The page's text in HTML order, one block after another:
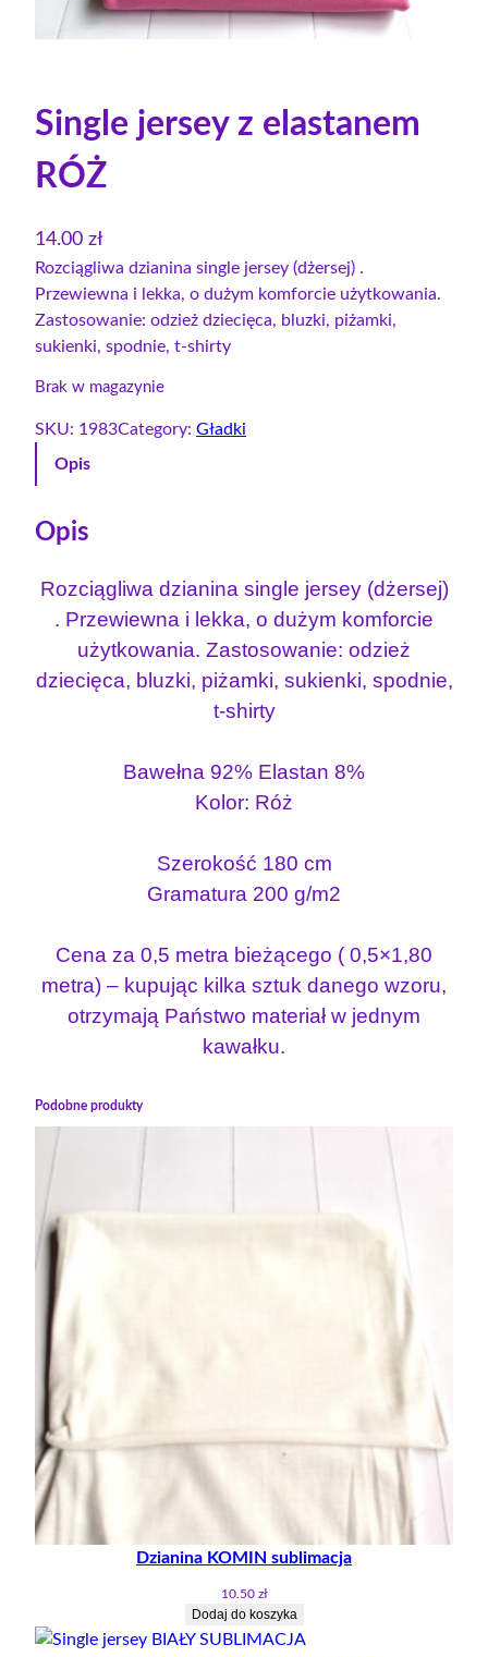
Single jersey z elastanem
RÓŻ
14.00 zł
Rozciągliwa dzianina single jersey (dżersej) .
Przewiewna i lekka, o dużym komforcie użytkowania.
Zastosowanie: odzież dziecięca, bluzki, piżamki,
sukienki, spodnie, t-shirty
Brak w magazynie
SKU: 1983Category: Gładki
Opis
Opis
Rozciągliwa dzianina single jersey (dżersej)
. Przewiewna i lekka, o dużym komforcie
użytkowania. Zastosowanie: odzież
dziecięca, bluzki, piżamki, sukienki, spodnie,
t-shirty
Bawełna 92% Elastan 8%
Kolor: Róż
Szerokość 180 cm
Gramatura 200 g/m2
Cena za 0,5 metra bieżącego ( 0,5×1,80
metra) – kupując kilka sztuk danego wzoru,
otrzymają Państwo materiał w jednym
kawałku.
Podobne produkty
Dzianina KOMIN sublimacja
10.50 zł
Dodaj do koszyka